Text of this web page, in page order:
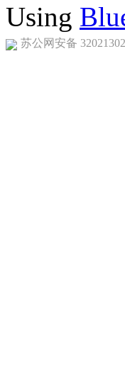
Using
苏公网安备